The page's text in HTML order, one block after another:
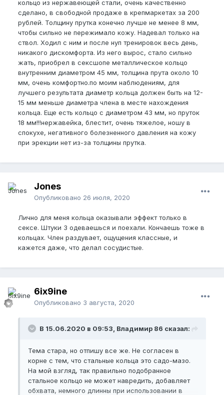
кольцо из нержавеющей стали, очень качественно
сделано, в свободной продаже в крепмаркетах за 200
рублей. Толщину прутка конечно лучше не менее 8 мм,
чтобы сильно не пережимало кожу. Надевал только на
ствол. Ходил с ним и после нуп тренировок весь день,
никакого дискомфорта. Из него вырос, стало сильно
жать, приобрел в сексшопе металлическое кольцо
внутренним диаметром 45 мм, толщина прута около 10
мм, очень комфортно.по моим наблюдениям, для
лучшего результата диаметр кольца должен быть на 12-
15 мм меньше диаметра члена в месте нахождения
кольца. Еще есть кольцо с диаметром 43 мм, но пруток
18 мм!!!нержавейка, блестит, очень тяжелое, ношу в
спокухе, негативного болезненного давления на кожу
при эрекции нет из-за толщины прутка.
Jones
Опубликовано 26 июля, 2020
Лично для меня кольца оказывали эффект только в
сексе. Штуки 3 одеваешься и поехали. Кончаешь тоже в
кольцах. Член раздувает, ощущения классные, и
кажется даже, что делал сосудистые.
6ix9ine
Опубликовано 3 августа, 2020
В 15.06.2020 в 09:53, Владимир 86 сказал:
Тема стара, но отпишу все же. Не согласен в
корне с тем, что стальные кольца это садо-мазо.
На мой взгляд, так правильно подобранное
стальное кольцо не может навредить, добавляет
обхвата, немного длинны при использовании в